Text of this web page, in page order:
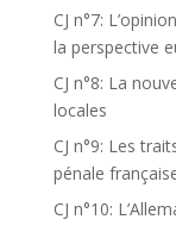
CJ n°7:
la perspective
CJ n°8: La
locales
CJ n°9: Les
pénale
CJ n°10: